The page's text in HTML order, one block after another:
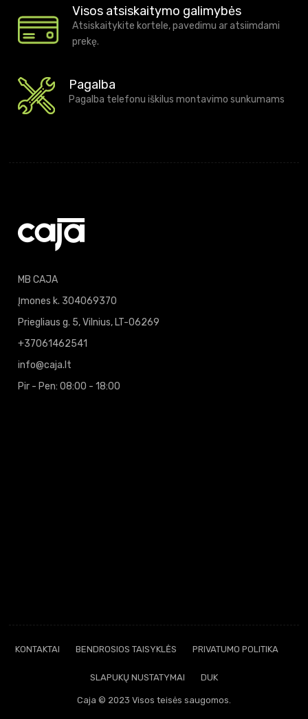
Visos atsiskaitymo galimybės
Atsiskaitykite kortele, pavedimu ar atsiimdami
prekę.
Pagalba
Pagalba telefonu iškilus montavimo sunkumams
MB CAJA
Įmones k. 304069370
Priegliaus g. 5, Vilnius, LT-06269
+37061462541
info@caja.lt
Pir - Pen: 08:00 - 18:00
KONTAKTAI BENDROSIOS TAISYKLĖS PRIVATUMO POLITIKA
SLAPUKŲ NUSTATYMAI DUK
Caja © 2023 Visos teisės saugomos.